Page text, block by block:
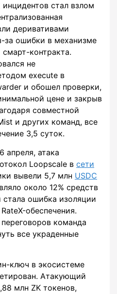
стал взлом
деривативами
за ошибки в механизме
контракта.
не
execute в
и обошел проверки,
цене и закрыв
совместной
и других команд, все
3,5 суток.
апреля, атака
Loopscale в сети
вывели 5,7 млн USDC
около 12% средств
ошибка изоляции
обеспечения.
команда
все украденные
ключ в экосистеме
Атакующий
млн ZK токенов,